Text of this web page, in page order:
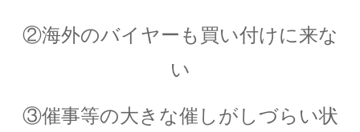
②海外のバイヤーも買い付けに来な
い
③催事等の大きな催しがしづらい状